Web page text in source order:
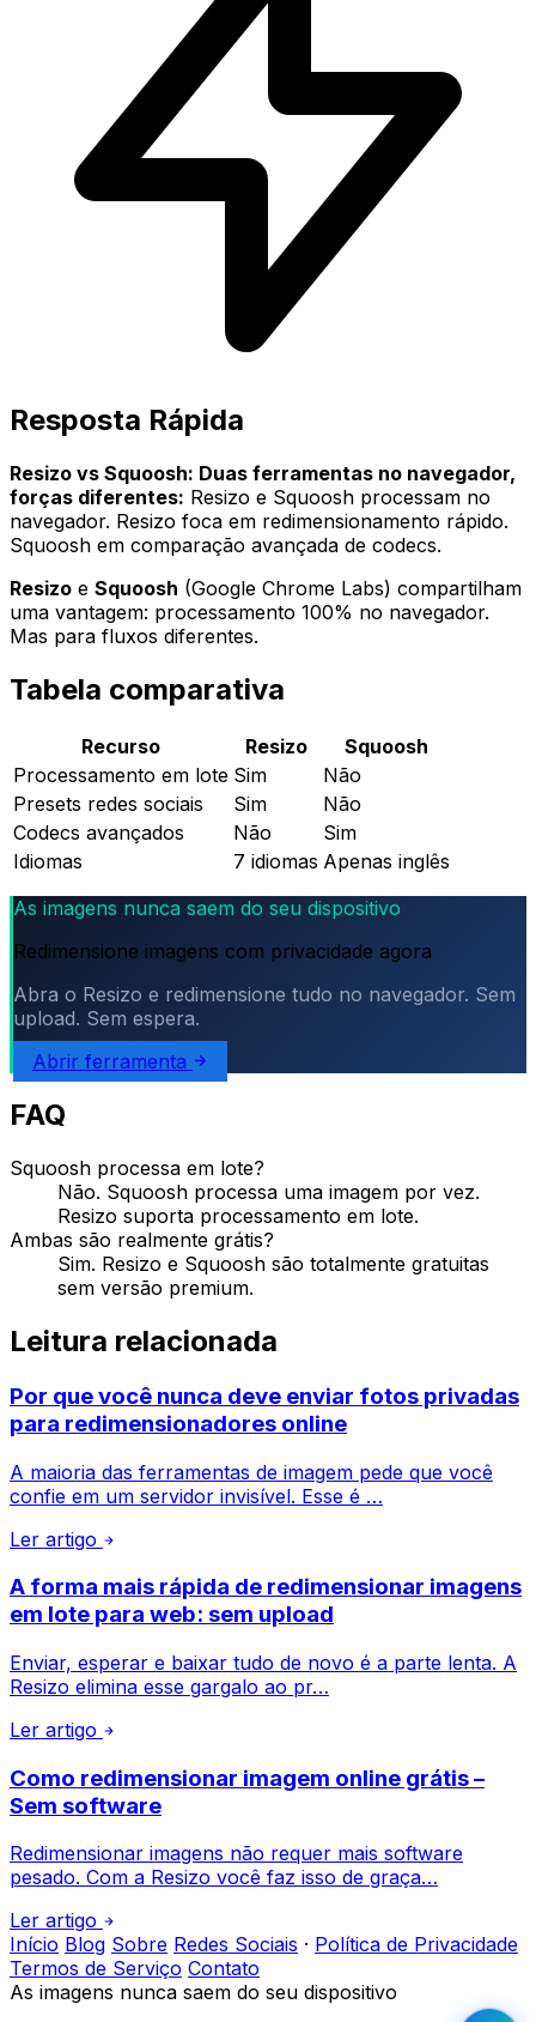
Resposta Rápida
Resizo vs Squoosh: Duas ferramentas no navegador,
forças diferentes: Resizo e Squoosh processam no
navegador. Resizo foca em redimensionamento rápido.
Squoosh em comparação avançada de codecs.
Resizo e Squoosh (Google Chrome Labs) compartilham
uma vantagem: processamento 100% no navegador.
Mas para fluxos diferentes.
Tabela comparativa
Recurso Resizo
Squoosh
Processamento em lote Sim
Não
Presets redes sociais
Sim
Não
Codecs avançados
Não
Sim
Idiomas
7 idiomas Apenas inglês
As imagens nunca saem do seu dispositivo
Redimensione imagens com privacidade agora
Abra o Resizo e redimensione tudo no navegador. Sem
upload. Sem espera.
Abrir ferramenta
FAQ
Squoosh processa em lote?
Não. Squoosh processa uma imagem por vez.
Resizo suporta processamento em lote.
Ambas são realmente grátis?
Sim. Resizo e Squoosh são totalmente gratuitas
sem versão premium.
Leitura relacionada
Por que você nunca deve enviar fotos privadas
para redimensionadores online
A maioria das ferramentas de imagem pede que você
confie em um servidor invisível. Esse é …
Ler artigo
A forma mais rápida de redimensionar imagens
em lote para web: sem upload
Enviar, esperar e baixar tudo de novo é a parte lenta. A
Resizo elimina esse gargalo ao pr…
Ler artigo
Como redimensionar imagem online grátis –
Sem software
Redimensionar imagens não requer mais software
pesado. Com a Resizo você faz isso de graça…
Ler artigo
Início Blog Sobre Redes Sociais · Política de Privacidade
Termos de Serviço Contato
As imagens nunca saem do seu dispositivo